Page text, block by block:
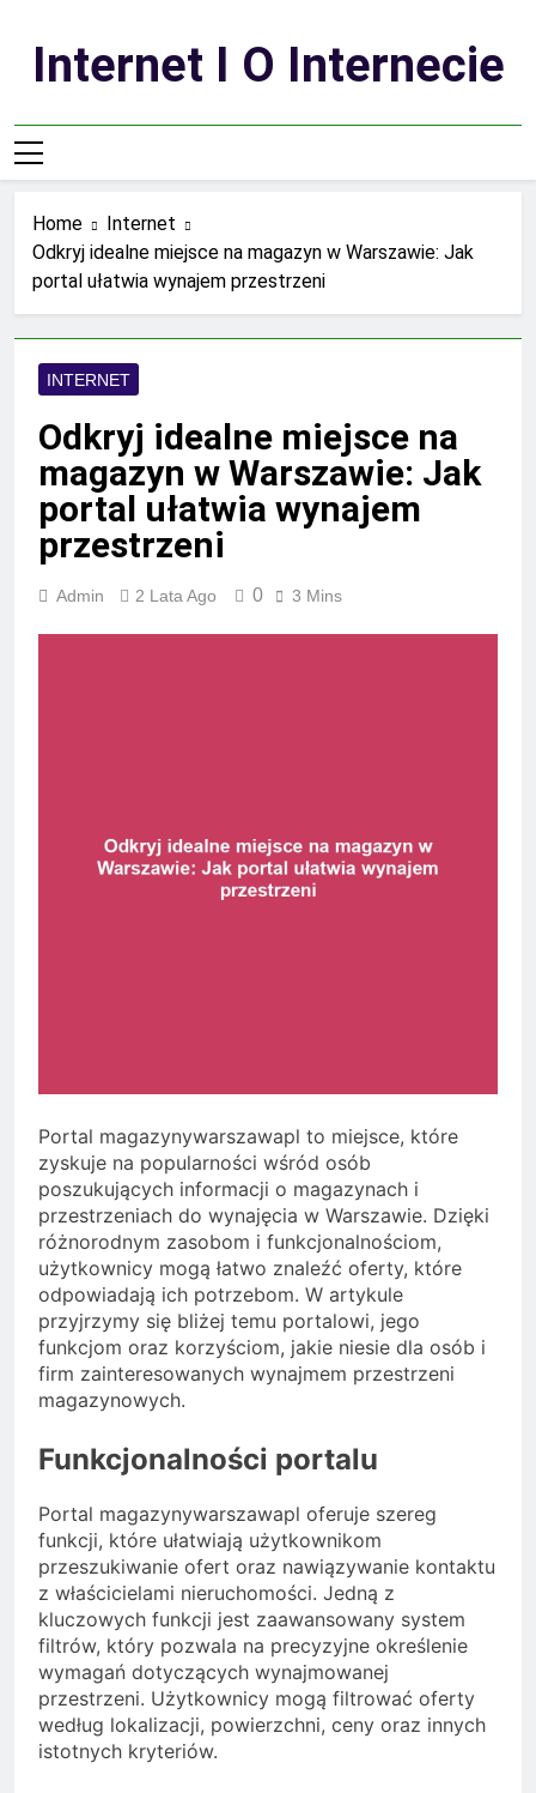
contentInternet I O Internecie
Home
Internet
Odkryj idealne miejsce na magazyn w Warszawie: Jak
portal ułatwia wynajem przestrzeni
INTERNET
Odkryj idealne miejsce na
magazyn w Warszawie: Jak
portal ułatwia wynajem
przestrzeni
Admin 2 Lata Ago 0 3 Mins
Portal magazynywarszawapl to miejsce, które
zyskuje na popularności wśród osób
poszukujących informacji o magazynach i
przestrzeniach do wynajęcia w Warszawie. Dzięki
różnorodnym zasobom i funkcjonalnościom,
użytkownicy mogą łatwo znaleźć oferty, które
odpowiadają ich potrzebom. W artykule
przyjrzymy się bliżej temu portalowi, jego
funkcjom oraz korzyściom, jakie niesie dla osób i
firm zainteresowanych wynajmem przestrzeni
magazynowych.
Funkcjonalności portalu
Portal magazynywarszawapl oferuje szereg
funkcji, które ułatwiają użytkownikom
przeszukiwanie ofert oraz nawiązywanie kontaktu
z właścicielami nieruchomości. Jedną z
kluczowych funkcji jest zaawansowany system
filtrów, który pozwala na precyzyjne określenie
wymagań dotyczących wynajmowanej
przestrzeni. Użytkownicy mogą filtrować oferty
według lokalizacji, powierzchni, ceny oraz innych
istotnych kryteriów.